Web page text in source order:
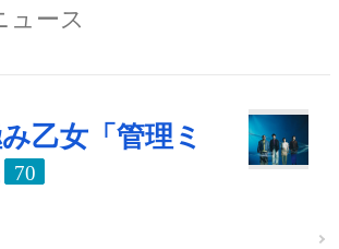
ュース
乙女「管理ミ
70